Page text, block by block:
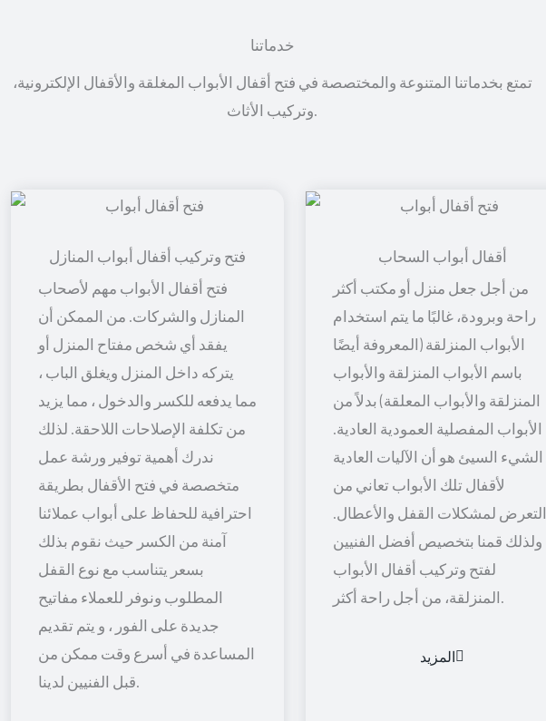
خدماتنا
تمتع بخدماتنا المتنوعة والمختصصة في فتح أقفال الأبواب المغلقة والأقفال الإلكترونية،
وتركيب الأثاث.
فتح وتركيب أقفال أبواب المنازل
فتح أقفال الأبواب مهم لأصحاب
المنازل والشركات. من الممكن أن
يفقد أي شخص مفتاح المنزل أو
يتركه داخل المنزل ويغلق الباب ،
مما يدفعه للكسر والدخول ، مما يزيد
من تكلفة الإصلاحات اللاحقة. لذلك
ندرك أهمية توفير ورشة عمل
متخصصة في فتح الأقفال بطريقة
احترافية للحفاظ على أبواب عملائنا
آمنة من الكسر حيث نقوم بذلك
بسعر يتناسب مع نوع القفل
المطلوب ونوفر للعملاء مفاتيح
جديدة على الفور ، و يتم تقديم
المساعدة في أسرع وقت ممكن من
قبل الفنيين لدينا.
أقفال أبواب السحاب
من أجل جعل منزل أو مكتب أكثر
راحة وبرودة، غالبًا ما يتم استخدام
الأبواب المنزلقة (المعروفة أيضًا
باسم الأبواب المنزلقة والأبواب
المنزلقة والأبواب المعلقة) بدلاً من
الأبواب المفصلية العمودية العادية.
الشيء السيئ هو أن الآليات العادية
لأقفال تلك الأبواب تعاني من
التعرض لمشكلات القفل والأعطال.
ولذلك قمنا بتخصيص أفضل الفنيين
لفتح وتركيب أقفال الأبواب
المنزلقة، من أجل راحة أكثر.
المزيد